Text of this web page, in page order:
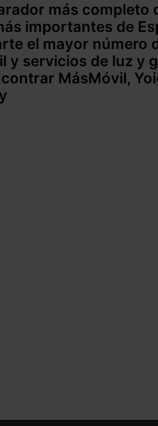
más
importantes de
el mayor
y servicios de luz y
MásMóvil,